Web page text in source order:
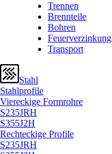
Trennen
Brennteile
Bohren
Feuerverzinkung
Transport
Stahl
Stahlprofile
Viereckige Formrohre
S235JRH
S355J2H
Rechteckige Profile
S235JRH